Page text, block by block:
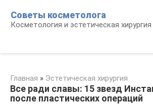
контенту
Советы косметолога
Косметология и эстетическая хирургия
Главная » Эстетическая хирургия
Все ради славы: 15 звезд
после пластических операций